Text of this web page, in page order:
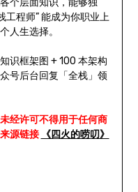
工程师” 能成为你职业上
人生选择。
识框架图 + 100 本架构
号后台回复「全栈」领
经许可不得用于任何商
源链接
《四火的唠叨》